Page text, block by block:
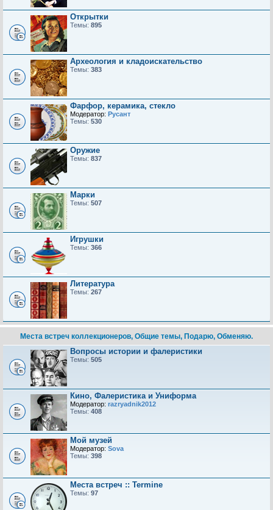
Открытки
Темы: 895
Археология и кладоискательство
Темы: 383
Фарфор, керамика, стекло
Модератор: Русант
Темы: 530
Оружие
Темы: 837
Марки
Темы: 507
Игрушки
Темы: 366
Литература
Темы: 267
Места встреч коллекционеров, Общие темы, Подарю, Обменяю.
Вопросы истории и фалеристики
Темы: 505
Кино, Фалеристика и Униформа
Модератор: razryadnik2012
Темы: 408
Мой музей
Модератор: Sova
Темы: 398
Места встреч :: Termine
Темы: 97